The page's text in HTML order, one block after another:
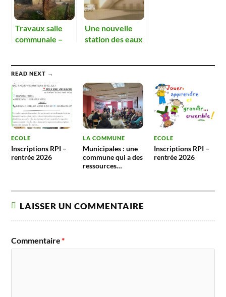
Travaux salle
communale –
Une nouvelle
station des eaux
READ NEXT →
ECOLE
Inscriptions RPI –
rentrée 2026
LA COMMUNE
Municipales : une
commune qui a des
ressources…
ECOLE
Inscriptions RPI –
rentrée 2026
LAISSER UN COMMENTAIRE
Commentaire*